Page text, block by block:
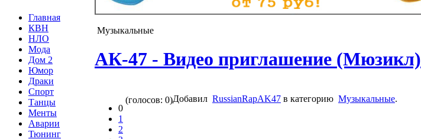
Главная
КВН
НЛО
Мода
Дом 2
Юмор
Драки
Спорт
Танцы
Менты
Аварии
Тюнинг
Музыкальные
АК-47 - Видео приглашение (Мюзикл)
0
1
2
(голосов: 0)Добавил RussianRapAK47 в категорию Музыкальные.